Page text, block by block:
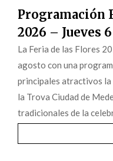
Programación
2026 – Jueves
La Feria de las Flores
agosto con una
principales atractivos
la Trova Ciudad de
tradicionales de la